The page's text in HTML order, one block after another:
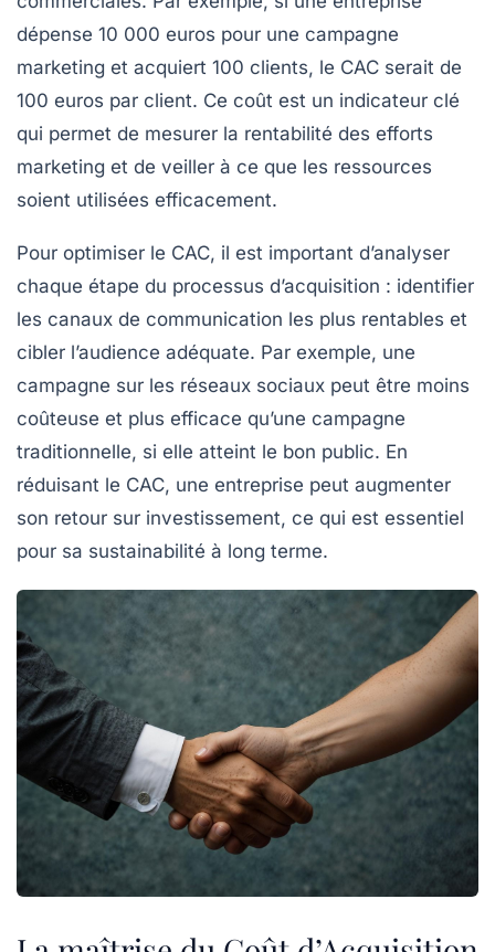
dépense 10 000 euros pour une campagne
marketing et acquiert 100 clients, le CAC serait de
100 euros par client. Ce coût est un indicateur clé
qui permet de mesurer la rentabilité des efforts
marketing et de veiller à ce que les ressources
soient utilisées efficacement.
Pour optimiser le CAC, il est important d’analyser
chaque étape du processus d’acquisition : identifier
les canaux de communication les plus rentables et
cibler l’audience adéquate. Par exemple, une
campagne sur les réseaux sociaux peut être moins
coûteuse et plus efficace qu’une campagne
traditionnelle, si elle atteint le bon public. En
réduisant le CAC, une entreprise peut augmenter
son retour sur investissement, ce qui est essentiel
pour sa sustainabilité à long terme.